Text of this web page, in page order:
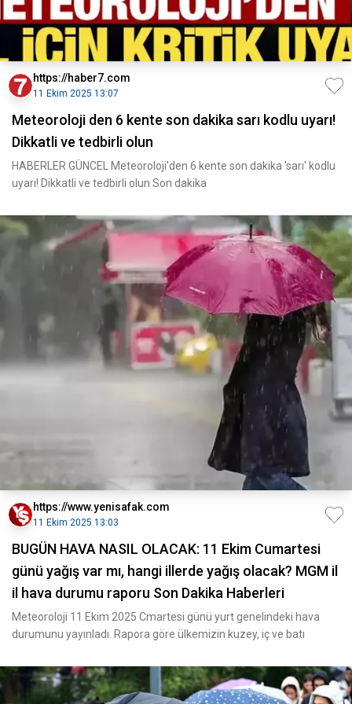
https://haber7.com
11 Ekim 2025 13:07
Meteoroloji den 6 kente son dakika sarı kodlu uyarı!
Dikkatli ve tedbirli olun
HABERLER GÜNCEL Meteoroloji'den 6 kente son dakika 'sarı' kodlu
uyarı! Dikkatli ve tedbirli olun Son dakika
https://www.yenisafak.com
11 Ekim 2025 13:03
BUGÜN HAVA NASIL OLACAK: 11 Ekim Cumartesi
günü yağış var mı, hangi illerde yağış olacak? MGM il
il hava durumu raporu Son Dakika Haberleri
Meteoroloji 11 Ekim 2025 Cmartesi günü yurt genelindeki hava
durumunu yayınladı. Rapora göre ülkemizin kuzey, iç ve batı